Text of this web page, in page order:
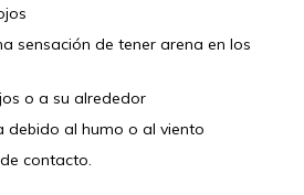
sensación de tener arena en los
o a su alrededor
debido al humo o al viento
contacto.